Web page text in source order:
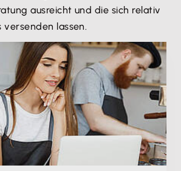
ausreicht und die sich relativ
versenden lassen.